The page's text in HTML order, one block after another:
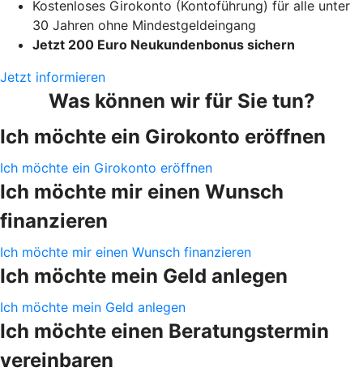
Kostenloses Girokonto (Kontoführung) für alle unter
30 Jahren ohne Mindestgeldeingang
Jetzt 200 Euro Neukundenbonus sichern
Jetzt informieren
Was können wir für Sie tun?
Ich möchte ein Girokonto eröffnen
Ich möchte ein Girokonto eröffnen
Ich möchte mir einen Wunsch
finanzieren
Ich möchte mir einen Wunsch finanzieren
Ich möchte mein Geld anlegen
Ich möchte mein Geld anlegen
Ich möchte einen Beratungstermin
vereinbaren